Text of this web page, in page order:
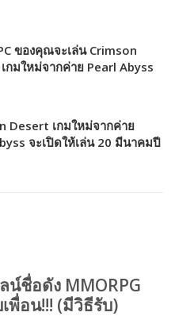
ของคุณจะเล่น Crimson
กมใหม่จากค่าย Pearl Abyss
Desert เกมใหม่จากค่าย
จะเปิดให้เล่น 20 มีนาคมปี
น์ชื่อดัง MMORPG
พื่อน!!! (มีวิธีรับ)